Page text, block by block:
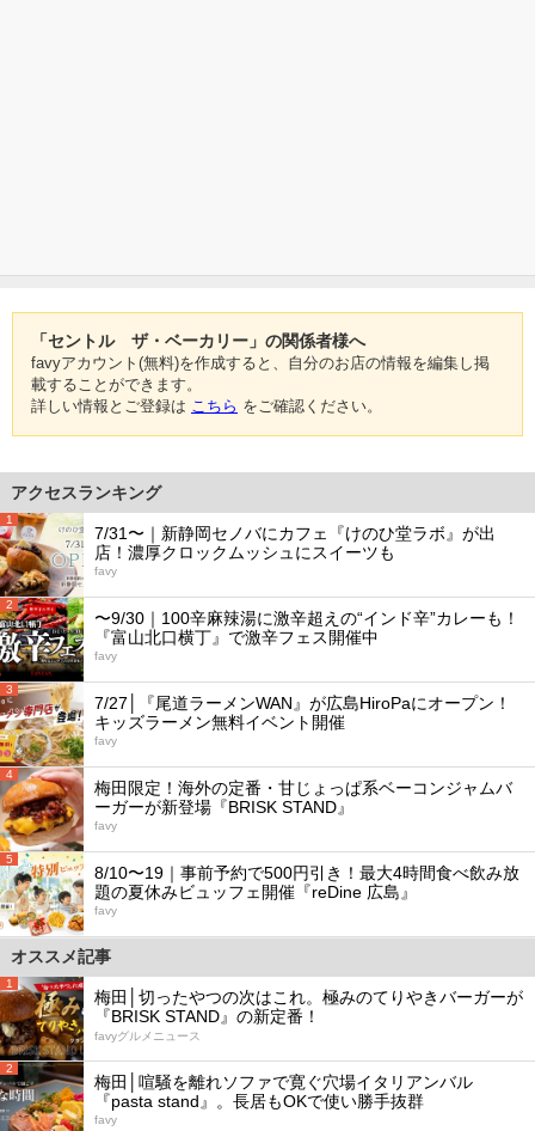
「セントル ザ・ベーカリー」の関係者様へ
favyアカウント(無料)を作成すると、自分のお店の情報を編集し掲
載することができます。
詳しい情報とご登録は こちら をご確認ください。
アクセスランキング
1
7/31〜｜新静岡セノバにカフェ『けのひ堂ラボ』が出
店！濃厚クロックムッシュにスイーツも
favy
2
〜9/30｜100辛麻辣湯に激辛超えの“インド辛”カレーも！
『富山北口横丁』で激辛フェス開催中
favy
3
7/27│『尾道ラーメンWAN』が広島HiroPaにオープン！
キッズラーメン無料イベント開催
favy
4
梅田限定！海外の定番・甘じょっぱ系ベーコンジャムバ
ーガーが新登場『BRISK STAND』
favy
5
8/10〜19｜事前予約で500円引き！最大4時間食べ飲み放
題の夏休みビュッフェ開催『reDine 広島』
favy
オススメ記事
1
梅田│切ったやつの次はこれ。極みのてりやきバーガーが
『BRISK STAND』の新定番！
favyグルメニュース
2
梅田│喧騒を離れソファで寛ぐ穴場イタリアンバル
『pasta stand』。長居もOKで使い勝手抜群
favy